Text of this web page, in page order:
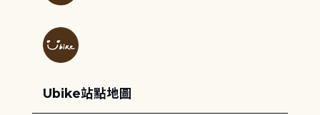
Ubike站點地圖